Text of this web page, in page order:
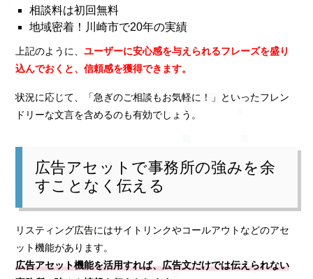
相談料は初回無料
地域密着！川崎市で20年の実績
上記のように、ユーザーに安心感を与えられるフレーズを盛り
込んでおくと、信頼感を獲得できます。
状況に応じて、「急ぎのご相談もお気軽に！」といったフレン
ドリーな文言を含めるのも有効でしょう。
広告アセットで事務所の強みを余
すことなく伝える
リスティング広告にはサイトリンクやコールアウトなどのアセ
ット機能があります。
広告アセット機能を活用すれば、広告文だけでは伝えられない